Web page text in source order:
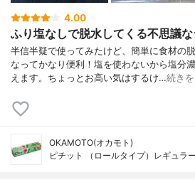
4.00
ふり塩なしで脱水してくる不思議な
半信半疑で使ってみたけど、簡単に食材の
なってかなり便利！塩を使わないから塩分
えます。ちょっとお高い気はするけ…続き
OKAMOTO(オカモト)
ピチット （ロールタイプ）レギュラー